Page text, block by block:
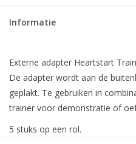
Informatie
Externe adapter Heartstart
De adapter wordt aan de
geplakt. Te gebruiken in
trainer voor demonstratie of
5 stuks op een rol.